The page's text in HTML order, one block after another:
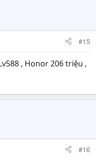
#15
, Honor 206 triệu ,
#16